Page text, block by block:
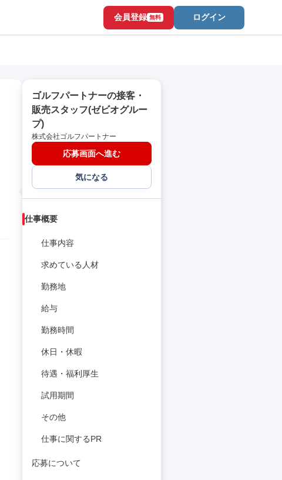
会員登録 無料 ログイン
ゴルフパートナーの接客・
販売スタッフ(ゼビオグルー
プ)
株式会社ゴルフパートナー
応募画面へ進む
気になる
仕事概要
仕事内容
求めている人材
勤務地
給与
勤務時間
休日・休暇
待遇・福利厚生
試用期間
その他
仕事に関するPR
応募について